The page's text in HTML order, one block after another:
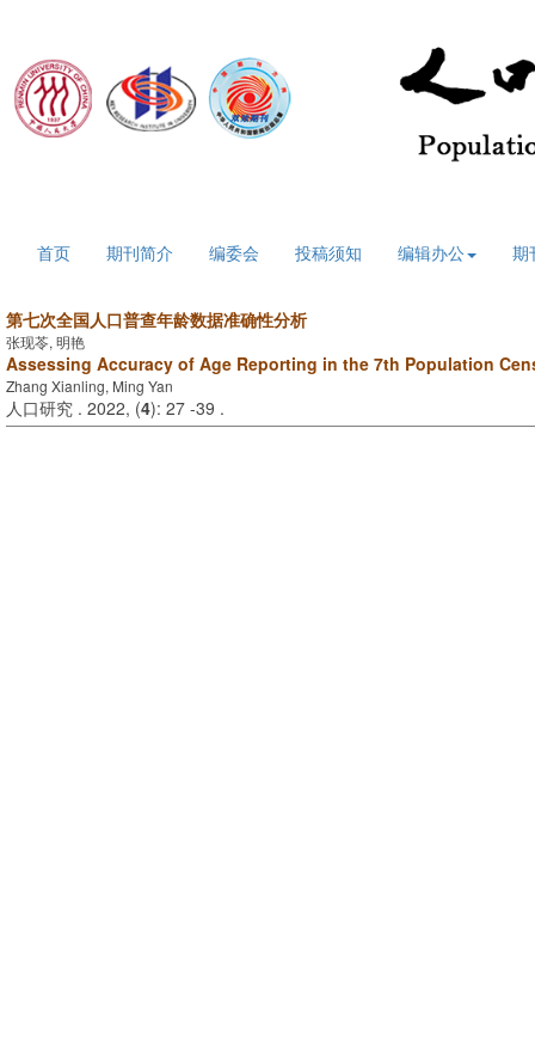
首页 期刊简介 编委会 投稿须知 编辑办公 期
第七次全国人口普查年龄数据准确性分析
张现苓, 明艳
Assessing Accuracy of Age Reporting in the 7th Population
Zhang Xianling, Ming Yan
人口研究 . 2022, (4): 27 -39 .